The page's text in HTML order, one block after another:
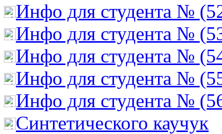
Инфо для студента №
Инфо для студента №
Инфо для студента №
Инфо для студента №
Инфо для студента №
Cинтетического каучук